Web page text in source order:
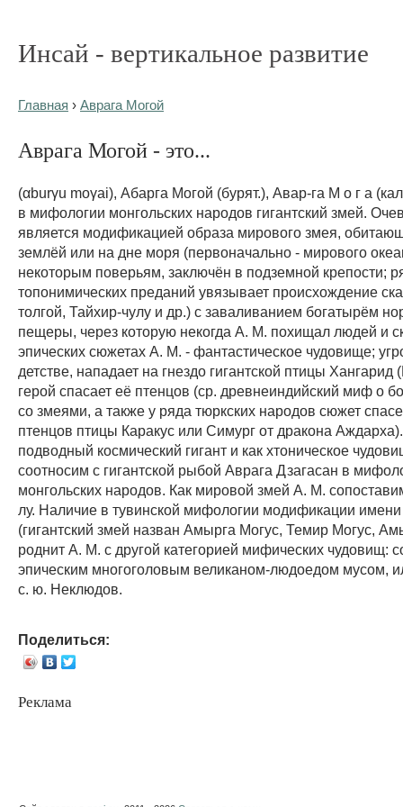
Инсай - вертикальное развитие
Главная › Аврага Могой
Аврага Могой - это...
(αburγu moγai), Абарга Могой (бурят.), Авар-га М о г а
в мифологии монгольских народов гигантский змей.
является модификацией образа мирового змея,
землёй или на дне моря (первоначально - мирового
некоторым поверьям, заключён в подземной крепости;
топонимических преданий увязывает происхождение
толгой, Тайхир-чулу и др.) с заваливанием богатырём
пещеры, через которую некогда А. М. похищал людей и
эпических сюжетах А. М. - фантастическое чудовище;
детстве, нападает на гнездо гигантской птицы Хангарид
герой спасает её птенцов (ср. древнеиндийский миф о
со змеями, а также у ряда тюркских народов сюжет
птенцов птицы Каракус или Симург от дракона
подводный космический гигант и как хтоническое
соотносим с гигантской рыбой Аврага Дзагасан в
монгольских народов. Как мировой змей А. М.
лу. Наличие в тувинской мифологии модификации
(гигантский змей назван Амырга Могус, Темир Могус,
роднит А. М. с другой категорией мифических чудовищ:
эпическим многоголовым великаном-людоедом мусом,
с. ю. Неклюдов.
Поделиться:
Реклама